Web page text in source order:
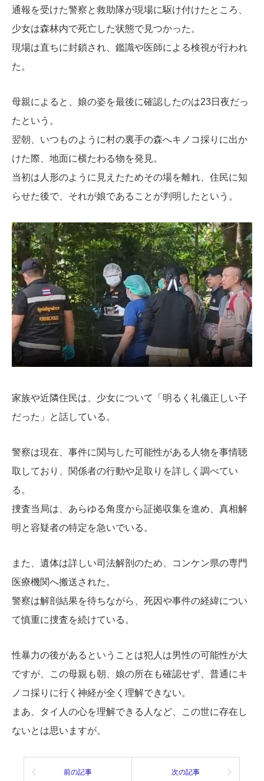
通報を受けた警察と救助隊が現場に駆け付けたところ、
少女は森林内で死亡した状態で見つかった。
現場は直ちに封鎖され、鑑識や医師による検視が行われ
た。
母親によると、娘の姿を最後に確認したのは23日夜だっ
たという。
翌朝、いつものように村の裏手の森へキノコ採りに出か
けた際、地面に横たわる物を発見。
当初は人形のように見えたためその場を離れ、住民に知
らせた後で、それが娘であることが判明したという。
家族や近隣住民は、少女について「明るく礼儀正しい子
だった」と話している。
警察は現在、事件に関与した可能性がある人物を事情聴
取しており、関係者の行動や足取りを詳しく調べてい
る。
捜査当局は、あらゆる角度から証拠収集を進め、真相解
明と容疑者の特定を急いでいる。
また、遺体は詳しい司法解剖のため、コンケン県の専門
医療機関へ搬送された。
警察は解剖結果を待ちながら、死因や事件の経緯につい
て慎重に捜査を続けている。
性暴力の後があるということは犯人は男性の可能性が大
ですが、この母親も朝、娘の所在も確認せず、普通にキ
ノコ採りに行く神経が全く理解できない。
まあ、タイ人の心を理解できる人など、この世に存在し
ないとは思いますが。
前の記事 次の記事